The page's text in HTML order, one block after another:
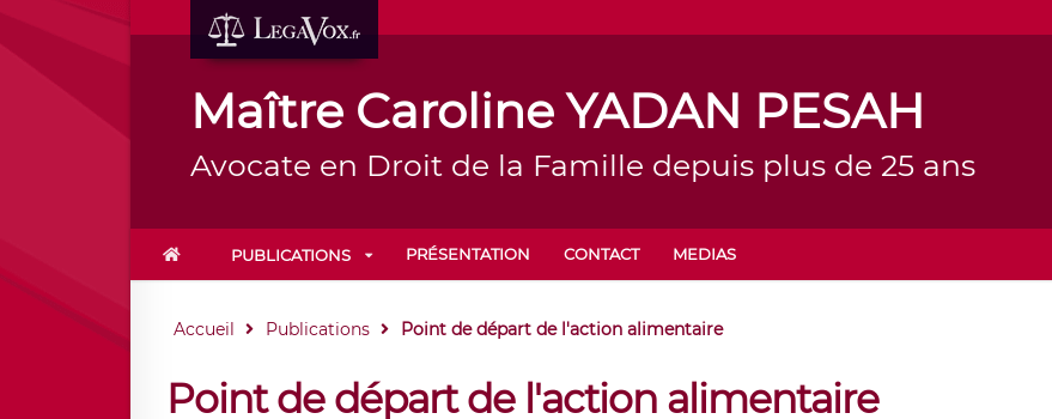
Maître Caroline YADAN PESAH
Avocate en Droit de la Famille depuis plus de 25 ans
PUBLICATIONS PRÉSENTATION CONTACT MEDIAS
Accueil Publications Point de départ de l'action alimentaire
Point de départ de l'action alimentaire